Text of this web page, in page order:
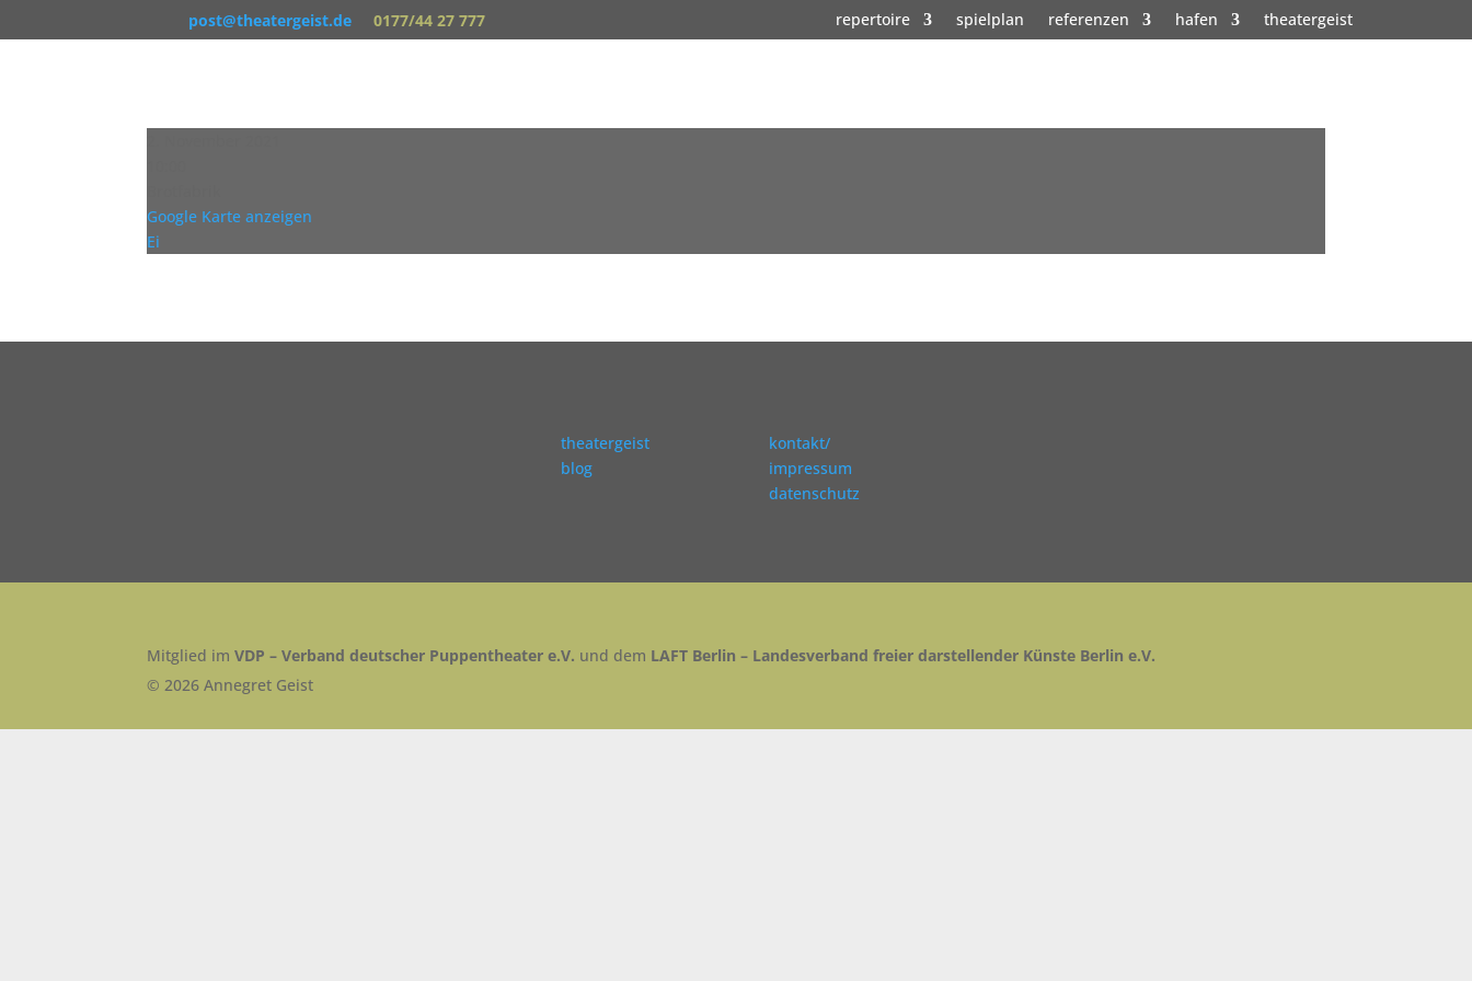
post@theatergeist.de0177/44 27 777 repertoire spielplan referenzen hafen theatergeist
Google Karte anzeigen
Ei
theatergeist
blog
kontakt/
impressum
datenschutz
Mitglied imVDP – Verband deutscher Puppentheater e.V. und dem LAFT Berlin – Landesverband freier darstellender Künste Berlin e.V.
© 2026 Annegret Geist